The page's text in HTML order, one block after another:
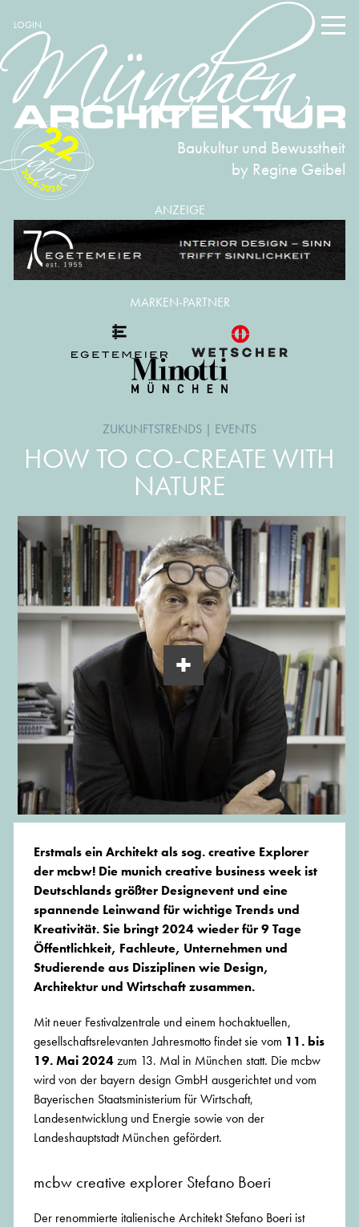
LOGIN
Baukultur und Bewusstheit
by Regine Geibel
2004-2026
22
ANZEIGE
ZUKUNFTSTRENDS | EVENTS
HOW TO CO-CREATE WITH
NATURE
Erstmals ein Architekt als sog. creative Explorer
der mcbw! Die munich creative business week ist
Deutschlands größter Designevent und eine
spannende Leinwand für wichtige Trends und
Kreativität. Sie bringt 2024 wieder für 9 Tage
Öffentlichkeit, Fachleute, Unternehmen und
Studierende aus Disziplinen wie Design,
Architektur und Wirtschaft zusammen.
Mit neuer Festivalzentrale und einem hochaktuellen,
gesellschaftsrelevanten Jahresmotto findet sie vom 11. bis
19. Mai 2024zum 13. Mal in München statt. Die mcbw
wird von der bayern design GmbH ausgerichtet und vom
Bayerischen Staatsministerium für Wirtschaft,
Landesentwicklung und Energie sowie von der
Landeshauptstadt München gefördert.
mcbw creative explorer Stefano Boeri
Der renommierte italienische Architekt Stefano Boeri ist